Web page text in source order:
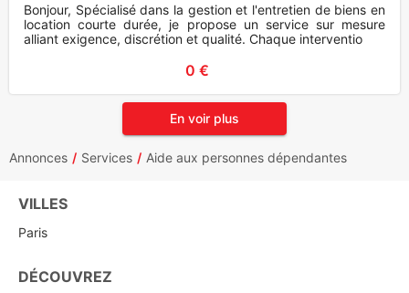
Bonjour, Spécialisé dans la gestion et l'entretien de biens en
location courte durée, je propose un service sur mesure
alliant exigence, discrétion et qualité. Chaque interventio
0 €
En voir plus
Annonces Services Aide aux personnes dépendantes
VILLES
Paris
DÉCOUVREZ